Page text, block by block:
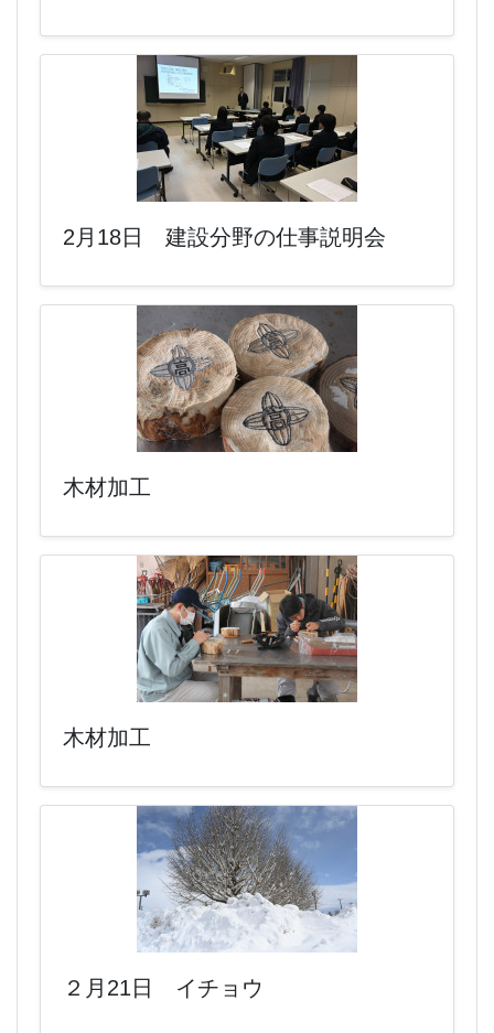
2月18日 建設分野の仕事説明会
木材加工
木材加工
２月21日 イチョウ